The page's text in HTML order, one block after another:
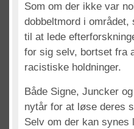
Som om der ikke var
dobbeltmord i
til at lede
for sig selv, bortset fra
racistiske holdninger.
Både Signe, Juncker
nytår for at løse deres
Selv om der kan synes